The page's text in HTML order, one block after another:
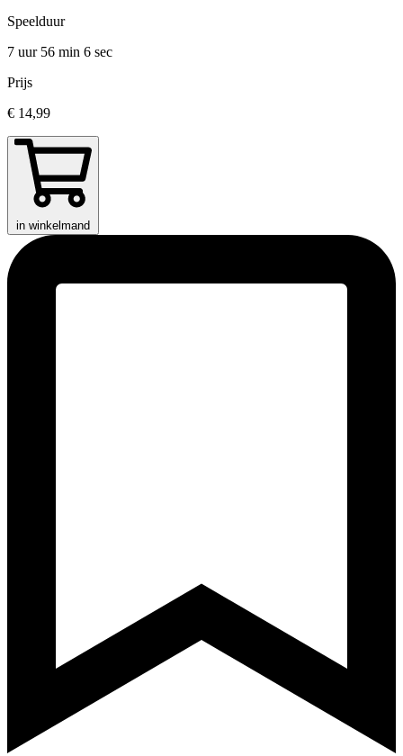
Speelduur
7 uur 56 min 6 sec
Prijs
€ 14,99
in winkelmand